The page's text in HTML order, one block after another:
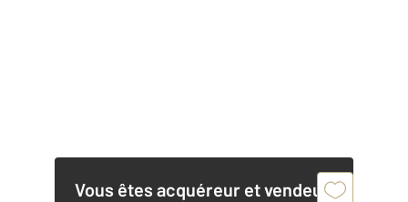
Vous êtes acquéreur et vendeur,